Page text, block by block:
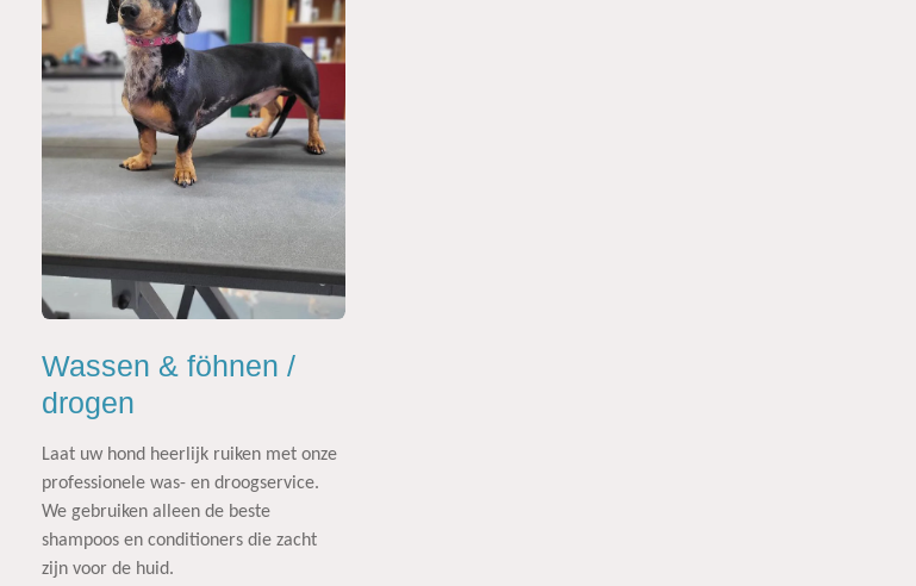
Wassen & föhnen /
drogen
Laat uw hond heerlijk ruiken met onze
professionele was- en droogservice.
We gebruiken alleen de beste
shampoos en conditioners die zacht
zijn voor de huid.